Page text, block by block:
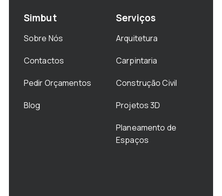
Simbut
Sobre Nós
Contactos
Pedir Orçamentos
Blog
Serviços
Arquitetura
Carpintaria
Construção Civil
Projetos 3D
Planeamento de
Espaços